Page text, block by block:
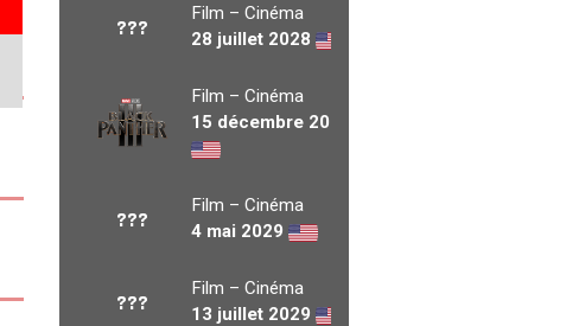
???
Film – Cinéma
28 juillet 2028
Film – Cinéma
15 décembre 2028
???
Film – Cinéma
4 mai 2029
???
Film – Cinéma
13 juillet 2029